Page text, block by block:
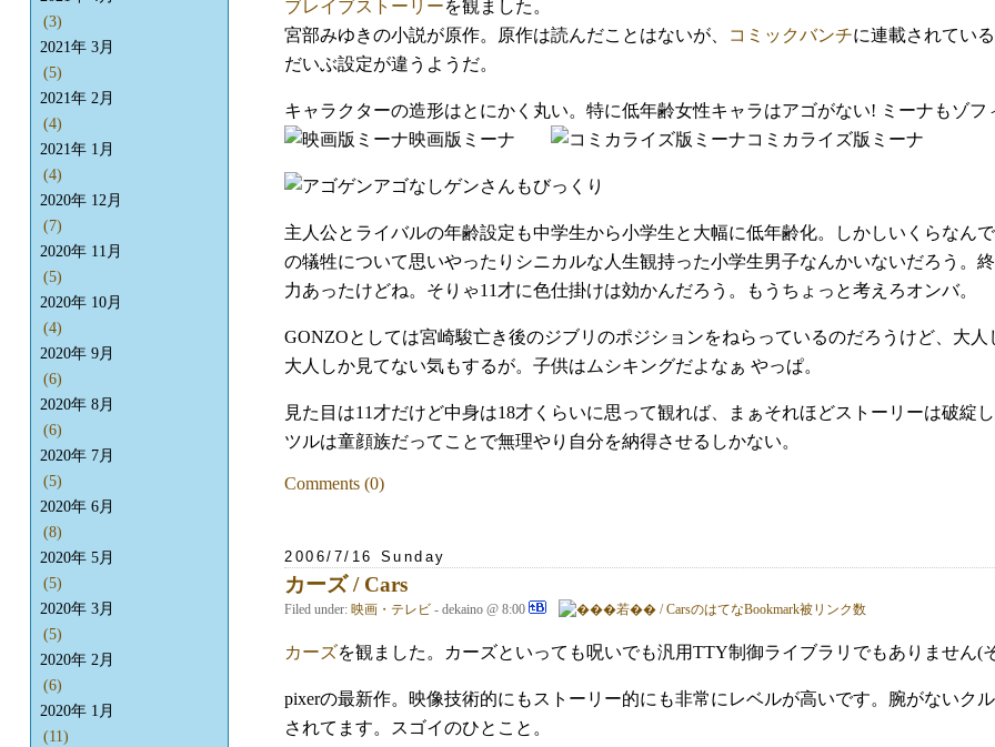
ブレイブストーリーを観ました。
宮部みゆきの小説が原作。原作は読んだことはないが、
コミックバンチに連載されている
だいぶ設定が違うようだ。
キャラクターの造形はとにかく丸い。特に低年齢女性キャラはアゴがない! ミーナもゾ
映画版ミーナ
コミカライズ版ミーナ
アゴなしゲンさんもびっくり
主人公とライバルの年齢設定も中学生から小学生と大幅に低年齢化。しかしいくらなん
の犠牲について思いやったりシニカルな人生観持った小学生男子なんかいないだろう。
力あったけどね。そりゃ11才に色仕掛けは効かんだろう。もうちょっと考えろオンバ。
GONZOとしては宮崎駿亡き後のジブリのポジションをねらっているのだろうけど、大
大人しか見てない気もするが。子供はムシキングだよなぁ やっぱ。
見た目は11才だけど中身は18才くらいに思って観れば、まぁそれほどストーリーは破綻
ツルは童顔族だってことで無理やり自分を納得させるしかない。
Comments (0)
2006/7/16 Sunday
カーズ / Cars
Filed under: 映画・テレビ - dekaino @ 8:00
カーズを観ました。カーズといっても呪いでも汎用TTY制御ライブラリでもありません(
pixerの最新作。映像技術的にもストーリー的にも非常にレベルが高いです。腕がないク
されてます。スゴイのひとこと。
(3)
2021年 3月
(5)
2021年 2月
(4)
2021年 1月
(4)
2020年 12月
(7)
2020年 11月
(5)
2020年 10月
(4)
2020年 9月
(6)
2020年 8月
(6)
2020年 7月
(5)
2020年 6月
(8)
2020年 5月
(5)
2020年 3月
(5)
2020年 2月
(6)
2020年 1月
(11)